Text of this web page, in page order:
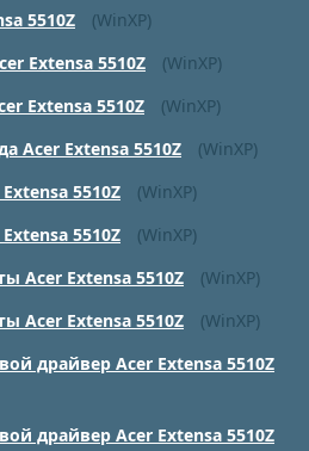
5510Z
(WinXP)
Extensa 5510Z
(WinXP)
Extensa 5510Z
(WinXP)
Acer Extensa 5510Z
(WinXP)
5510Z
(WinXP)
5510Z
(WinXP)
Acer Extensa 5510Z
(WinXP)
Acer Extensa 5510Z
(WinXP)
драйвер Acer Extensa 5510Z
драйвер Acer Extensa 5510Z